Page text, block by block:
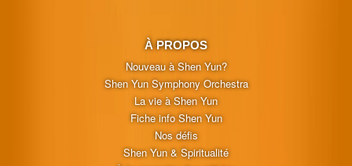
À PROPOS
Nouveau à Shen Yun?
Shen Yun Symphony Orchestra
La vie à Shen Yun
Fiche info Shen Yun
Nos défis
Shen Yun & Spiritualité